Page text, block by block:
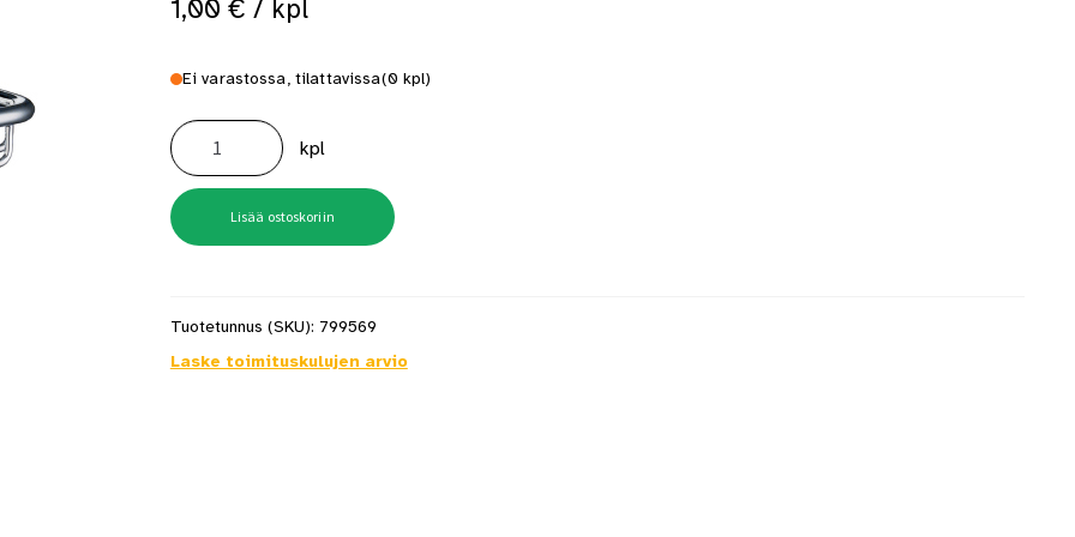
saunan puupinnat taas siisteiksi
1,00 € / kpl
Ei varastossa, tilattavissa(0 kpl)
Saippuakori
Sideline
Kromi
määrä
kpl
Lisää ostoskoriin
Tuotetunnus (SKU): 799569
Laske toimituskulujen arvio